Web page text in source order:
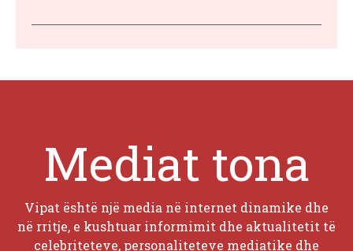
Mediat tona
Vipat është një media në internet dinamike dhe
në rritje, e kushtuar informimit dhe aktualitetit të
celebriteteve, personaliteteve mediatike dhe